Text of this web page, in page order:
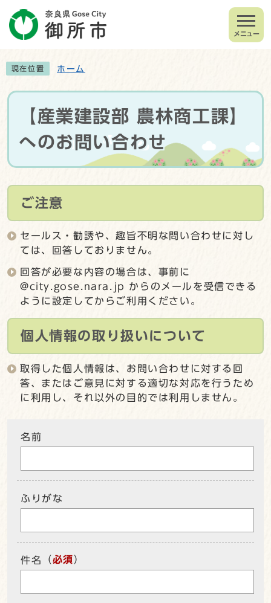
メニュー
現在位置 ホーム
【産業建設部 農林商工課】
へのお問い合わせ
ご注意
セールス・勧誘や、趣旨不明な問い合わせに対し
ては、回答しておりません。
回答が必要な内容の場合は、事前に
@city.gose.nara.jp からのメールを受信できる
ように設定してからご利用ください。
個人情報の取り扱いについて
取得した個人情報は、お問い合わせに対する回
答、またはご意見に対する適切な対応を行うため
に利用し、それ以外の目的では利用しません。
名前
ふりがな
件名 （必須）